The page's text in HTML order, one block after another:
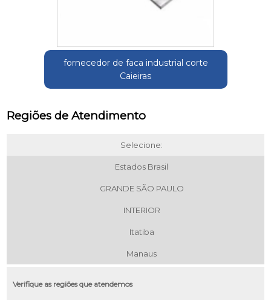
fornecedor de faca industrial corte
Caieiras
Regiões de Atendimento
Selecione:
Estados Brasil
GRANDE SÃO PAULO
INTERIOR
Itatiba
Manaus
Verifique as regiões que atendemos